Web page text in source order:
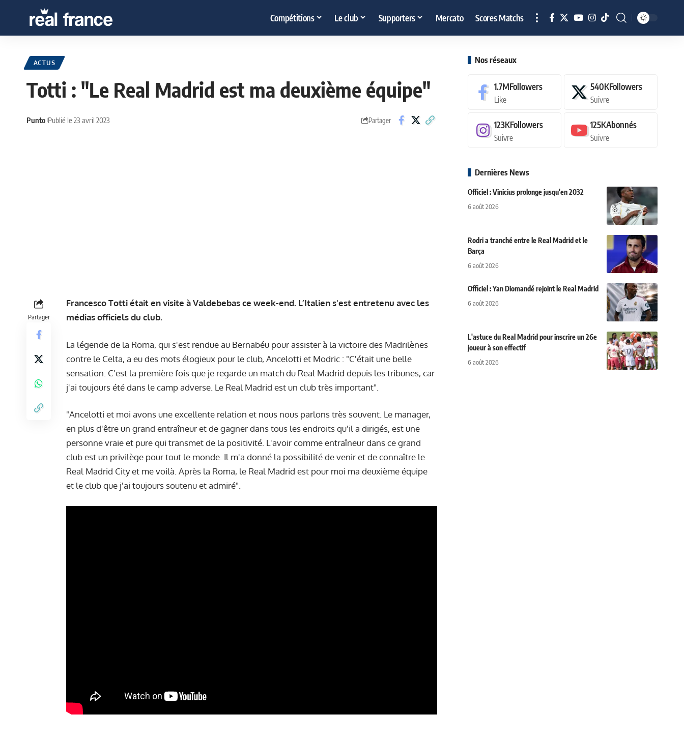
Compétitions Le club Supporters Mercato Scores Matchs
ACTUS
Totti : "Le Real Madrid est ma deuxième équipe"
Punto Publié le 23 avril 2023 Partager
Partager
Francesco Totti était en visite à Valdebebas ce week-end. L’Italien s'est entretenu avec les
médias officiels du club.
La légende de la Roma, qui s'est rendue au Bernabéu pour assister à la victoire des Madrilènes
contre le Celta, a eu des mots élogieux pour le club, Ancelotti et Modric : "C'était une belle
sensation. C'est la première fois que je regarde un match du Real Madrid depuis les tribunes, car
j'ai toujours été dans le camp adverse. Le Real Madrid est un club très important".
"Ancelotti et moi avons une excellente relation et nous nous parlons très souvent. Le manager,
en plus d'être un grand entraîneur et de gagner dans tous les endroits qu'il a dirigés, est une
personne vraie et pure qui transmet de la positivité. L'avoir comme entraîneur dans ce grand
club est un privilège pour tout le monde. Il m'a donné la possibilité de venir et de connaître le
Real Madrid City et me voilà. Après la Roma, le Real Madrid est pour moi ma deuxième équipe
et le club que j'ai toujours soutenu et admiré".
Nos réseaux
1.7MFollowers
Like
540KFollowers
Suivre
123KFollowers
Suivre
125KAbonnés
Suivre
Dernières News
Officiel : Vinicius prolonge jusqu'en 2032
6 août 2026
Rodri a tranché entre le Real Madrid et le
Barça
6 août 2026
Officiel : Yan Diomandé rejoint le Real Madrid
6 août 2026
L'astuce du Real Madrid pour inscrire un 26e
joueur à son effectif
6 août 2026